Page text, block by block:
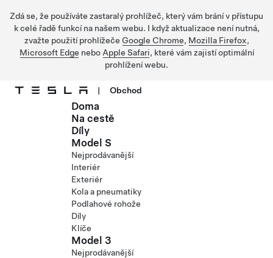
Zdá se, že používáte zastaralý prohlížeč, který vám brání v přístupu
k celé řadě funkcí na našem webu. I když aktualizace není nutná,
zvažte použití prohlížeče Google Chrome, Mozilla Firefox,
Microsoft Edge nebo Apple Safari, které vám zajistí optimální
prohlížení webu.
Přejít na hlavní obsah
| Obchod
Doma
Na cestě
Díly
Model S
Nejprodávanější
Interiér
Exteriér
Kola a pneumatiky
Podlahové rohože
Díly
Klíče
Model 3
Nejprodávanější